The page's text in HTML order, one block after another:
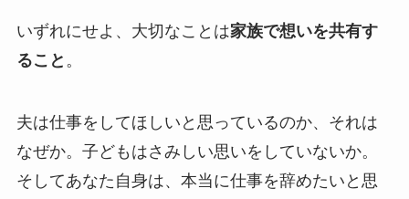
いずれにせよ、大切なことは家族で想いを共有す
ること 。
夫は仕事をしてほしいと思っているのか、それは
なぜか。子どもはさみしい思いをしていないか。
そしてあなた自身は、本当に仕事を辞めたいと思